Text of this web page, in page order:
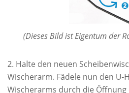
(Dieses Bild ist Eigentum der
Halte den neuen
Wischerarm. Fädele nun den U-
Wischerarms durch die Öffnung